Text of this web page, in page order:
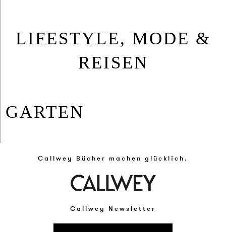
LIFESTYLE, MODE &
REISEN
GAR­TEN
Callwey Bücher machen glücklich.
Callwey Newsletter